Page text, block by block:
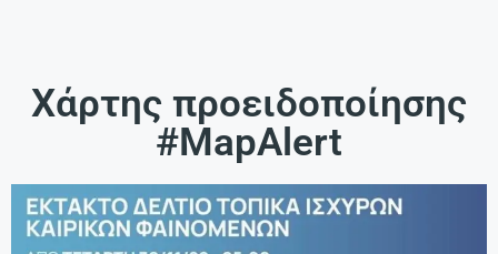
Χάρτης προειδοποίησης
#MapAlert